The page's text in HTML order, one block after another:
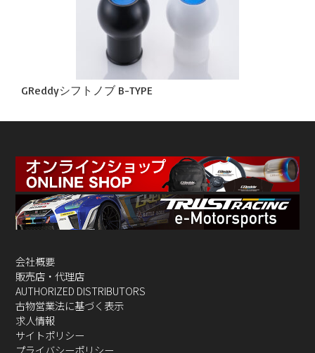
GReddyシフトノブ B-TYPE
会社概要
販売店・代理店
AUTHORIZED DISTRIBUTORS
古物営業法に基づく表示
求人情報
サイトポリシー
プライバシーポリシー